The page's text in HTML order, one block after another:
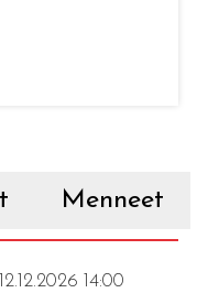
Menneet
14:00